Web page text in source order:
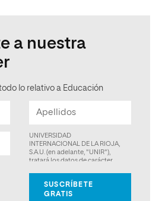
a nuestra
lo relativo a Educación